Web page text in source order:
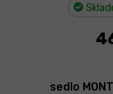
sedlo